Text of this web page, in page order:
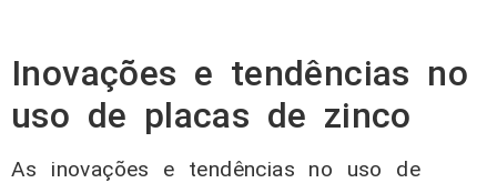
Inovações e tendências no
uso de placas de zinco
As inovações e tendências no uso de